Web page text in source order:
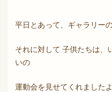
平日とあって、ギャラリー
それに対して 子供たちは、
いの
運動会を見せてくれましたよ